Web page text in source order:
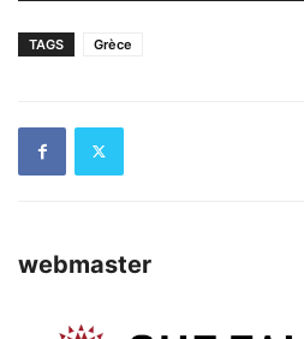
TAGS Grèce
webmaster